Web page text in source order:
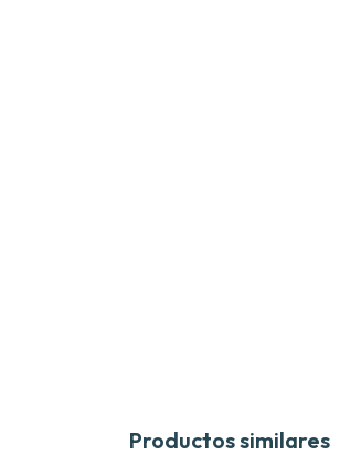
Productos similares